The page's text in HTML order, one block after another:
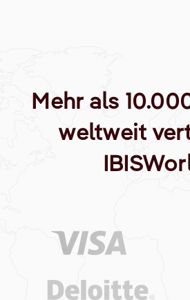
Mehr als
weltweit